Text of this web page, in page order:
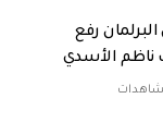
رفع
ناظم الأسدي